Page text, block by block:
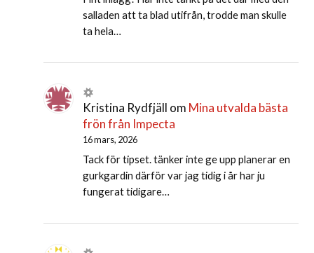
salladen att ta blad utifrån, trodde man skulle
ta hela…
Kristina Rydfjäll om Mina utvalda bästa
frön från Impecta
16 mars, 2026
Tack för tipset. tänker inte ge upp planerar en
gurkgardin därför var jag tidig i år har ju
fungerat tidigare…